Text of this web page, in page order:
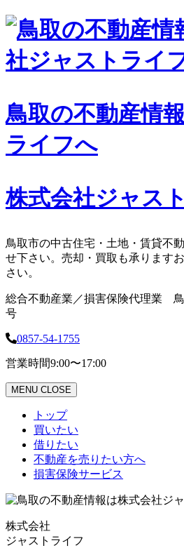
コ
テ
ン
ス
キ
ッ
プ
鳥取の不動産情
ライフへ
株式会社ジャス
鳥取市の中古住宅・土地・賃貸不
せ下さい。売却・買取も承ります
さい。
総合不動産業／損害保険代理業 鳥
号
0857-54-1755
営業時間9:00〜17:00
MENU CLOSE
トップ
買いたい
借りたい
不動産を売りたい方へ
損害保険サービス
株式会社
ジャストライフ